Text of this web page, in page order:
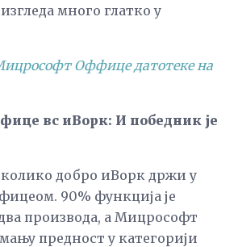
много глатко у
Оффице датотеке на
вс иВорк: И победник је
колико добро иВорк држи у
90% функција је
производа, а Мицрософт
предност у категорији